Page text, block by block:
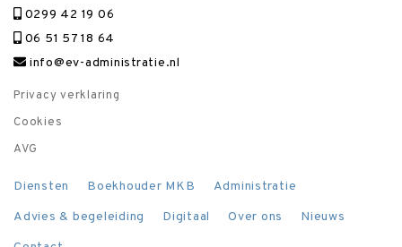
0299 42 19 06
06 51 57 18 64
info@ev-administratie.nl
Privacy verklaring
Cookies
AVG
Diensten Boekhouder MKB
Administratie
Advies & begeleiding
Digitaal Over ons
Nieuws